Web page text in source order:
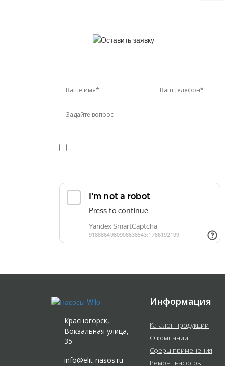
Красногорск,
Вокзальная улица,
35
info@elit-nasos.ru
Информация
Каталог продукции
О компании
Сферы применения
Ремонт насосов